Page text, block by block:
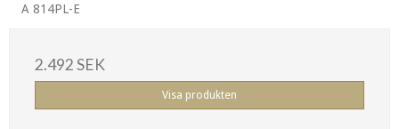
A 814PL-E
2.492 SEK
Visa produkten